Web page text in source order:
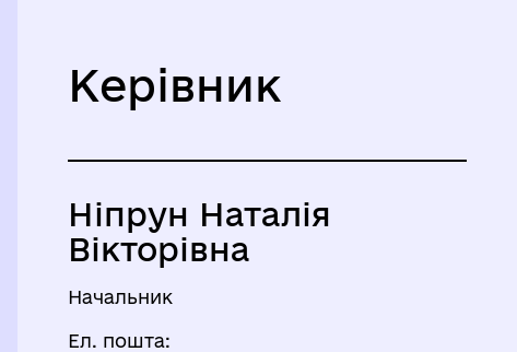
Керівник
Ніпрун Наталія
Вікторівна
Начальник
Ел. пошта: